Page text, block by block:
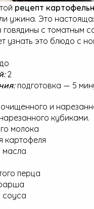
рецепт
ужина. Это
с томатным
узнать это блюдо с
2
подготовка — 5
и
кубиками.
молока
картофеля
масла
перца
соуса